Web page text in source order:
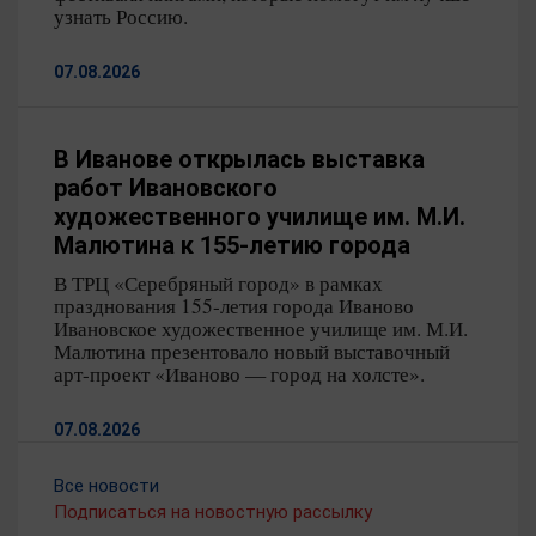
узнать Россию.
07.08.2026
В Иванове открылась выставка
работ Ивановского
художественного училище им. М.И.
Малютина к 155-летию города
В ТРЦ «Серебряный город» в рамках
празднования 155-летия города Иваново
Ивановское художественное училище им. М.И.
Малютина презентовало новый выставочный
арт-проект «Иваново — город на холсте».
07.08.2026
В Иванове завершился XXV
Все новости
Подписаться на новостную рассылку
Ивановской области. С 11 декабря 2017 года — член
Департамента культуры и туризма Ивановской
– 2010 год.